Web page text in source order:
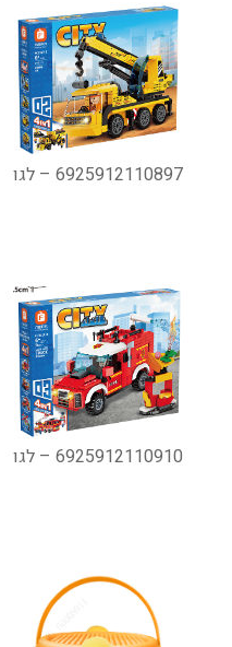
6925912110897 – לגו
6925912110910 – לגו